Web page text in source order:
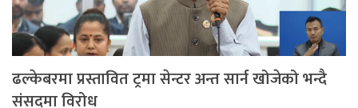
ढल्केबरमा प्रस्तावित ट्रमा सेन्टर अन्त सार्न खोजेको भन्दै
संसदमा विरोध